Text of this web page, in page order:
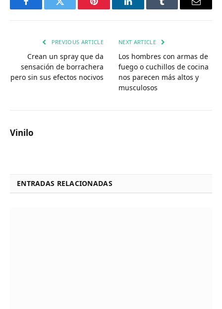
FacebookTwitter Pinterest LinkedInTumblr Email
PREVIOUS ARTICLE
Crean un spray que da
sensación de borrachera
pero sin sus efectos nocivos
NEXT ARTICLE
Los hombres con armas de
fuego o cuchillos de cocina
nos parecen más altos y
musculosos
Vinilo
ENTRADAS RELACIONADAS